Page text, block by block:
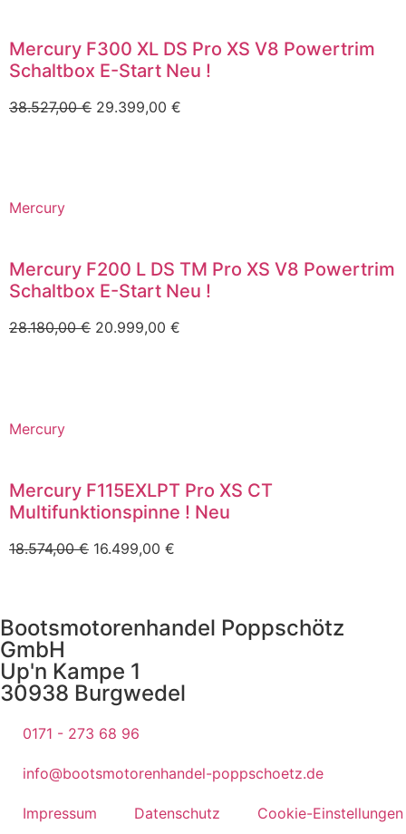
Mercury F300 XL DS Pro XS V8 Powertrim
Schaltbox E-Start Neu !
38.527,00€ 29.399,00 €
Mercury
Mercury F200 L DS TM Pro XS V8 Powertrim
Schaltbox E-Start Neu !
28.180,00€ 20.999,00 €
Mercury
Mercury F115EXLPT Pro XS CT
Multifunktionspinne ! Neu
18.574,00€ 16.499,00 €
Bootsmotorenhandel Poppschötz
GmbH
Up'n Kampe 1
30938 Burgwedel
0171 - 273 68 96
info@bootsmotorenhandel-poppschoetz.de
Impressum Datenschutz Cookie-Einstellungen